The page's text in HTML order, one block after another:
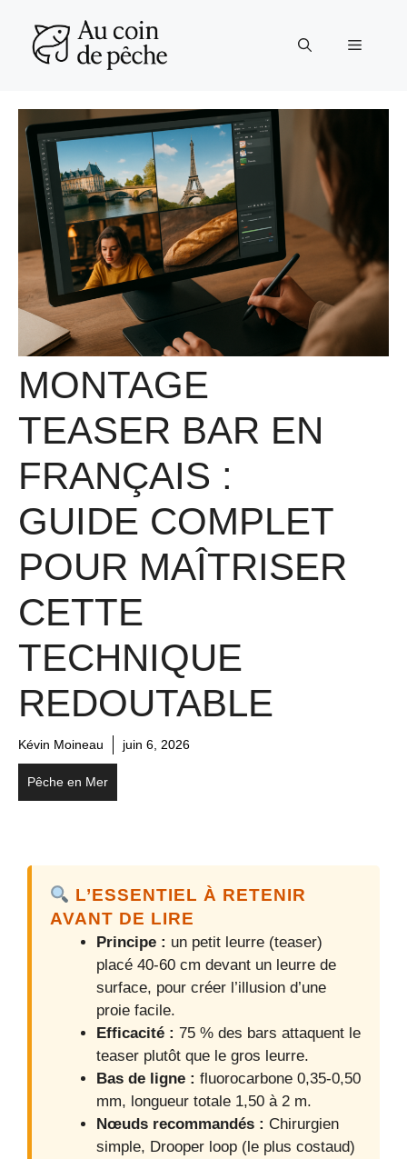
contenu
Menu
MONTAGE
TEASER BAR EN
FRANÇAIS :
GUIDE COMPLET
POUR MAÎTRISER
CETTE
TECHNIQUE
REDOUTABLE
Kévin Moineau juin 6, 2026
Pêche en Mer
L’ESSENTIEL À RETENIR
AVANT DE LIRE
Principe : un petit leurre (teaser)
placé 40-60 cm devant un leurre de
surface, pour créer l’illusion d’une
proie facile.
Efficacité : 75 % des bars attaquent le
teaser plutôt que le gros leurre.
Bas de ligne : fluorocarbone 0,35-0,50
mm, longueur totale 1,50 à 2 m.
Nœuds recommandés : Chirurgien
simple, Drooper loop (le plus costaud)